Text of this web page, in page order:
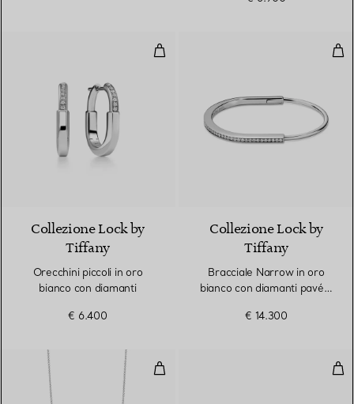
Orecchini piccoli in oro bianco
Collezione Lock by
Tiffany
Orecchini piccoli in oro
bianco con diamanti
€ 6.400
Collezione Lock by
Tiffany
Bracciale Narrow in oro
bianco con diamanti pavé a
€ 14.300
Pendente Smile in oro bianco